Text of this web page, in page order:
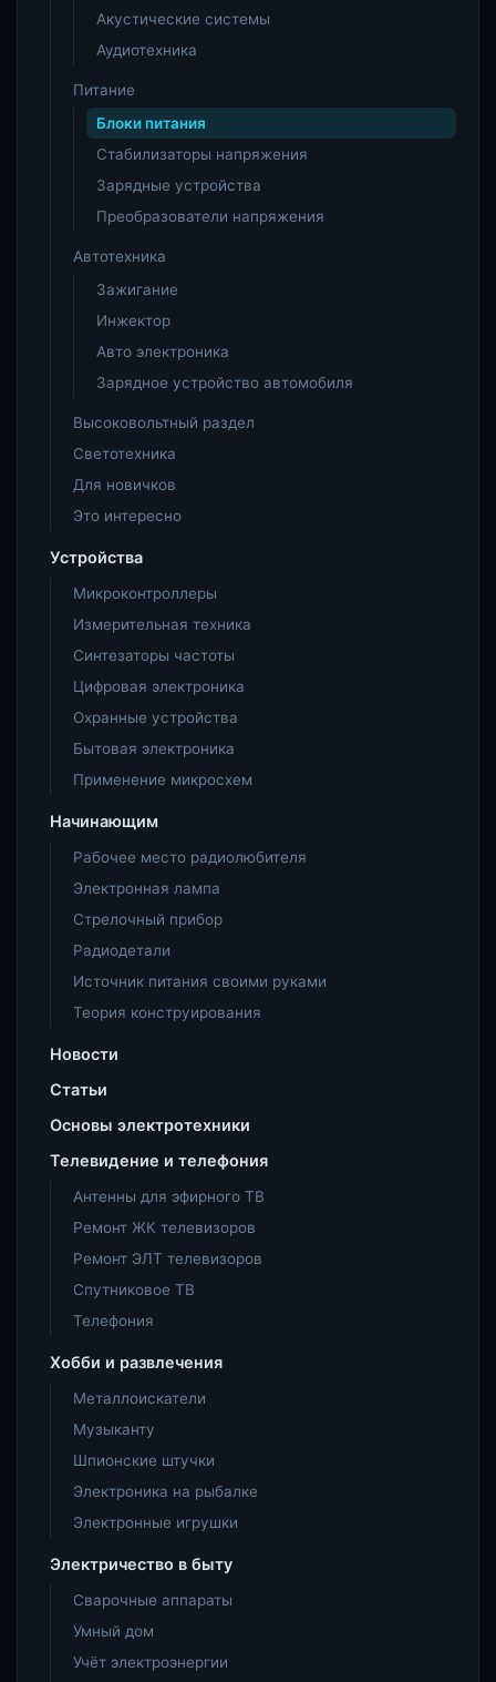
Акустические системы
Аудиотехника
Питание
Блоки питания
Стабилизаторы напряжения
Зарядные устройства
Преобразователи напряжения
Автотехника
Зажигание
Инжектор
Авто электроника
Зарядное устройство автомобиля
Высоковольтный раздел
Светотехника
Для новичков
Это интересно
Устройства
Микроконтроллеры
Измерительная техника
Синтезаторы частоты
Цифровая электроника
Охранные устройства
Бытовая электроника
Применение микросхем
Начинающим
Рабочее место радиолюбителя
Электронная лампа
Стрелочный прибор
Радиодетали
Источник питания своими руками
Теория конструирования
Новости
Статьи
Основы электротехники
Телевидение и телефония
Антенны для эфирного ТВ
Ремонт ЖК телевизоров
Ремонт ЭЛТ телевизоров
Спутниковое ТВ
Телефония
Хобби и развлечения
Металлоискатели
Музыканту
Шпионские штучки
Электроника на рыбалке
Электронные игрушки
Электричество в быту
Сварочные аппараты
Умный дом
Учёт электроэнергии